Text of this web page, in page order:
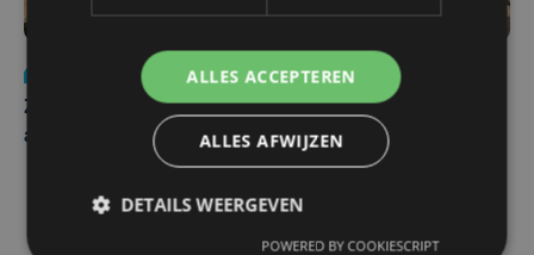
Update
za 1 augustus | 17:21
Zwaar ongeval op E403 in Izegem: drie rijstroken
afgesloten
ALLES ACCEPTEREN
ALLES AFWIJZEN
DETAILS WEERGEVEN
POWERED BY COOKIESCRIPT